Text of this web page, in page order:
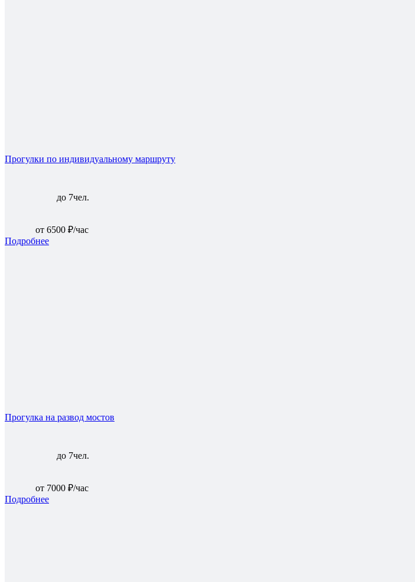
Прогулки по индивидуальному маршруту
до 7чел.
от 6500 ₽/час
Подробнее
Прогулка на развод мостов
до 7чел.
от 7000 ₽/час
Подробнее